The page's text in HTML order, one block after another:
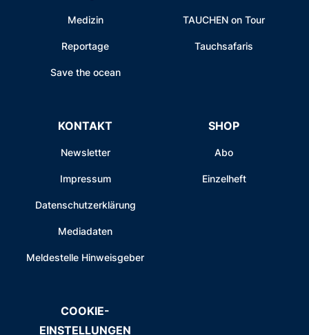
Medizin
Reportage
Save the ocean
TAUCHEN on Tour
Tauchsafaris
KONTAKT
Newsletter
Impressum
Datenschutzerklärung
Mediadaten
Meldestelle Hinweisgeber
SHOP
Abo
Einzelheft
COOKIE-
EINSTELLUNGEN